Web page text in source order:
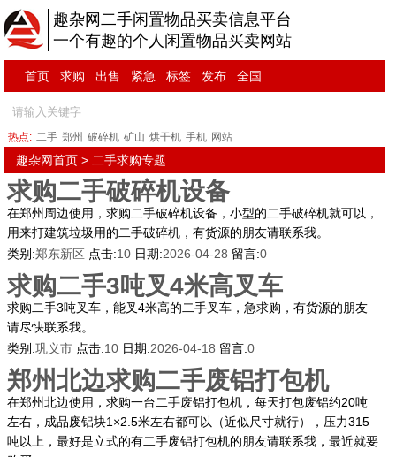
趣杂网二手闲置物品买卖信息平台
一个有趣的个人闲置物品买卖网站
首页 求购 出售 紧急 标签 发布 全国
热点: 二手 郑州 破碎机 矿山 烘干机 手机 网站
趣杂网首页 > 二手求购专题
求购二手破碎机设备
在郑州周边使用，求购二手破碎机设备，小型的二手破碎机就可以，
用来打建筑垃圾用的二手破碎机，有货源的朋友请联系我。
类别:郑东新区 点击:10 日期:2026-04-28 留言:0
求购二手3吨叉4米高叉车
求购二手3吨叉车，能叉4米高的二手叉车，急求购，有货源的朋友
请尽快联系我。
类别:巩义市 点击:10 日期:2026-04-18 留言:0
郑州北边求购二手废铝打包机
在郑州北边使用，求购一台二手废铝打包机，每天打包废铝约20吨
左右，成品废铝块1×2.5米左右都可以（近似尺寸就行），压力315
吨以上，最好是立式的有二手废铝打包机的朋友请联系我，最近就要